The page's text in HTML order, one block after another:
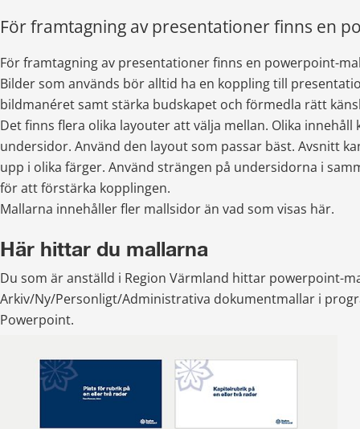
För framtagning av presentationer finns en
För framtagning av presentationer finns en powerpoint-
Bilder som används bör alltid ha en koppling till
bildmanéret samt stärka budskapet och förmedla rätt
Det finns flera olika layouter att välja mellan. Olika innehåll
undersidor. Använd den layout som passar bäst. Avsnitt
upp i olika färger. Använd strängen på undersidorna i
för att förstärka kopplingen.
Mallarna innehåller fler mallsidor än vad som visas här.
Här hittar du mallarna
Du som är anställd i Region Värmland hittar powerpoint-
Arkiv/Ny/Personligt/Administrativa dokumentmallar i
Powerpoint.